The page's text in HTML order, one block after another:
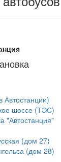
Автостанции)
шоссе (ТЭС)
"Автостанция"
(дом 27)
(дом 28)